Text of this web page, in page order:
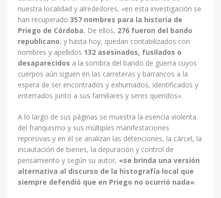
nuestra localidad y alrededores, «en esta investigación se
han recuperado 357 nombres para la historia de
Priego de Córdoba. De ellos, 276 fueron del bando
republicano, y hasta hoy, quedan contabilizados con
nombres y apellidos 132 asesinados, fusilados o
desaparecidos a la sombra del bando de guerra cuyos
cuerpos aún siguen en las carreteras y barrancos a la
espera de ser encontrados y exhumados, identificados y
enterrados junto a sus familiares y seres queridos».
A lo largo de sus páginas se muestra la esencia violenta
del franquismo y sus múltiples manifestaciones
represivas y en él se analizan las detenciones, la cárcel, la
incautación de bienes, la depuración y control de
pensamiento y según su autor, «se brinda una versión
alternativa al discurso de la histografía local que
siempre defendió que en Priego no ocurrió nada».